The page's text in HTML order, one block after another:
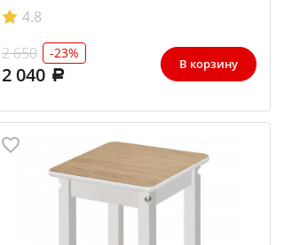
4.8
2 650
-23%
2 040 В корзину